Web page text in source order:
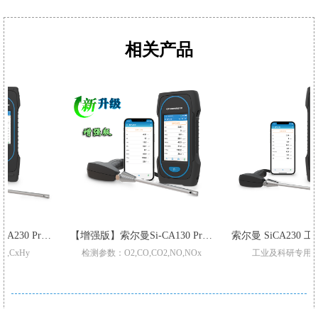
【增强版】索尔曼Si-CA230 Pro 烟气分析仪 【增强版】索尔曼Si-CA130 Pro 烟气分析仪
检测参数：O2,CO,CO2,NO,NOx
标配2或3组气体传感器O2,CO,和Low NO/Low NOx
工业及科研专用烟气分析仪
适用于不同锅炉,窑炉烟气检
支持2-6组气体传感器:O2,CO-H2,NO,Low NO,NO2Low NO2,SO2,Low SO2,H2S,
CO自动稀释和保护量程
相关产品